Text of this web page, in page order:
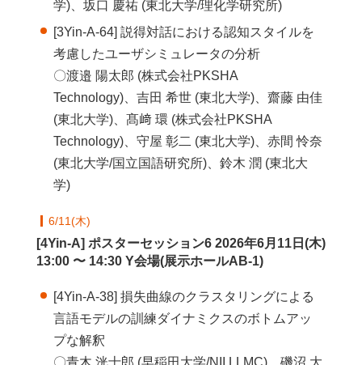
学)、坂口 慶祐 (東北大学/理化学研究所)
[3Yin-A-64] 説得対話における認知スタイルを
考慮したユーザシミュレータの分析
〇渡邉 陽太郎 (株式会社PKSHA
Technology)、吉田 希世 (東北大学)、齋藤 由佳
(東北大学)、髙﨑 環 (株式会社PKSHA
Technology)、守屋 彰二 (東北大学)、赤間 怜奈
(東北大学/国立国語研究所)、鈴木 潤 (東北大
学)
6/11(木)
[4Yin-A] ポスターセッション6 2026年6月11日(木)
13:00 〜 14:30 Y会場(展示ホールAB-1)
[4Yin-A-38] 損失曲線のクラスタリングによる
言語モデルの訓練ダイナミクスのボトムアッ
プな解釈
〇青木 洸士郎 (早稲田大学/NII LLMC)、磯沼 大